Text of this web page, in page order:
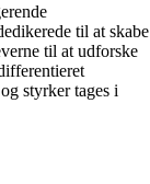
til at skabe
til at udforske
styrker tages i